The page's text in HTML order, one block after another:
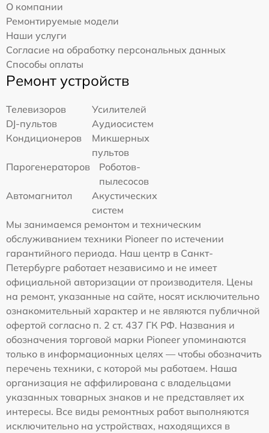
О компании
Ремонтируемые модели
Наши услуги
Согласие на обработку персональных данных
Способы оплаты
Ремонт устройств
Телевизоров
Усилителей
DJ-пультов
Аудиосистем
Кондиционеров
Микшерных
пультов
Парогенераторов
Роботов-
пылесосов
Автомагнитол
Акустических
систем
Мы занимаемся ремонтом и техническим
обслуживанием техники Pioneer по истечении
гарантийного периода. Наш центр в Санкт-
Петербурге работает независимо и не имеет
официальной авторизации от производителя. Цены
на ремонт, указанные на сайте, носят исключительно
ознакомительный характер и не являются публичной
офертой согласно п. 2 ст. 437 ГК РФ. Названия и
обозначения торговой марки Pioneer упоминаются
только в информационных целях — чтобы обозначить
перечень техники, с которой мы работаем. Наша
организация не аффилирована с владельцами
указанных товарных знаков и не представляет их
интересы. Все виды ремонтных работ выполняются
исключительно на устройствах, находящихся в